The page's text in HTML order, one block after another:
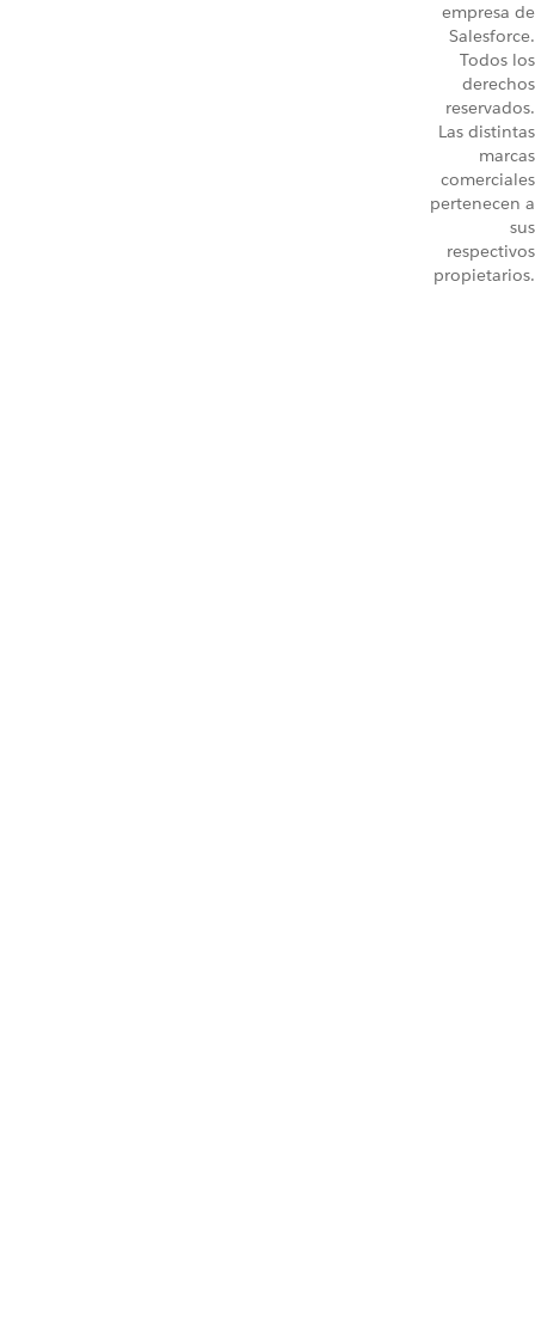
empresa de
Salesforce.
Todos los
derechos
reservados.
Las distintas
marcas
comerciales
pertenecen a
sus
respectivos
propietarios.